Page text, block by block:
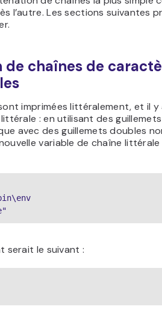
l’autre. Les sections suivantes
chaînes de
imprimées littéralement, et il y
: en utilisant des
avec des guillemets doubles
variable de chaîne
serait le suivant :